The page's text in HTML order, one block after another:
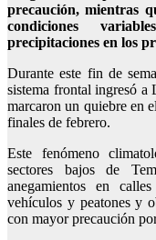
precaución, mientras
condiciones
precipitaciones en los
Durante este fin de
sistema frontal ingresó
marcaron un quiebre en
finales de febrero.
Este fenómeno
sectores bajos de
anegamientos en
vehículos y peatones y
con mayor precaución